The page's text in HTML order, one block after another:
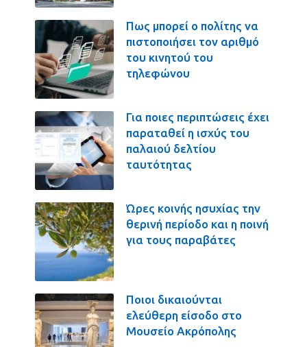
Πως μπορεί ο πολίτης να
πιστοποιήσει τον αριθμό
του κινητού του
τηλεφώνου
Για ποιες περιπτώσεις έχει
παραταθεί η ισχύς του
παλαιού δελτίου
ταυτότητας
Ώρες κοινής ησυχίας την
θερινή περίοδο και η ποινή
για τους παραβάτες
Ποιοι δικαιούνται
ελεύθερη είσοδο στο
Μουσείο Ακρόπολης